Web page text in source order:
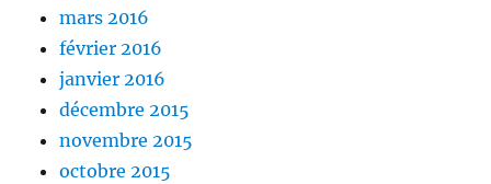
mars 2016
février 2016
janvier 2016
décembre 2015
novembre 2015
octobre 2015